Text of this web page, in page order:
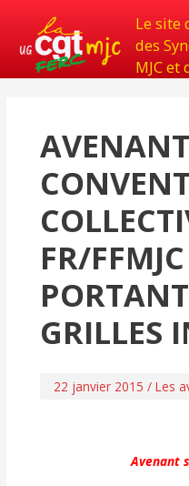
Le site
des
MJC et
FR/
GRILLES
22 janvier 2015 / Les
Avenant